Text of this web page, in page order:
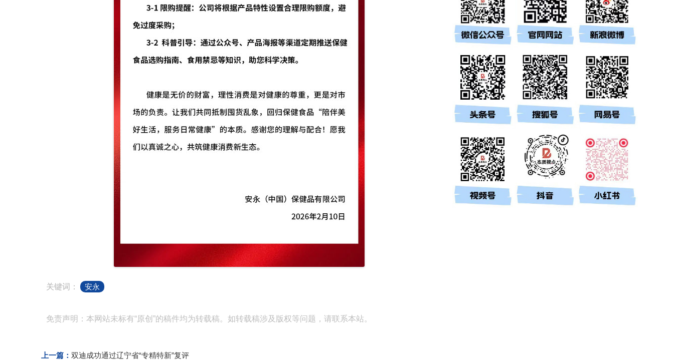
关键词： 安永
免责声明：本网站未标有“原创”的稿件均为转载稿。如转载稿涉及版权等问题，请联系本站。
上一篇： 双迪成功通过辽宁省“专精特新”复评